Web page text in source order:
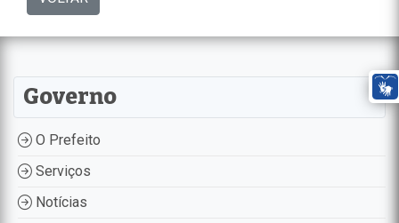
Governo
O Prefeito
Serviços
Notícias